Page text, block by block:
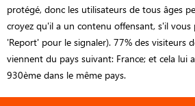
protégé, donc les utilisateurs de tous âges
croyez qu'il a un contenu offensant, s'il
'Report' pour le signaler). 77% des visiteurs
viennent du pays suivant: France; et cela lui
930ème dans le même pays.